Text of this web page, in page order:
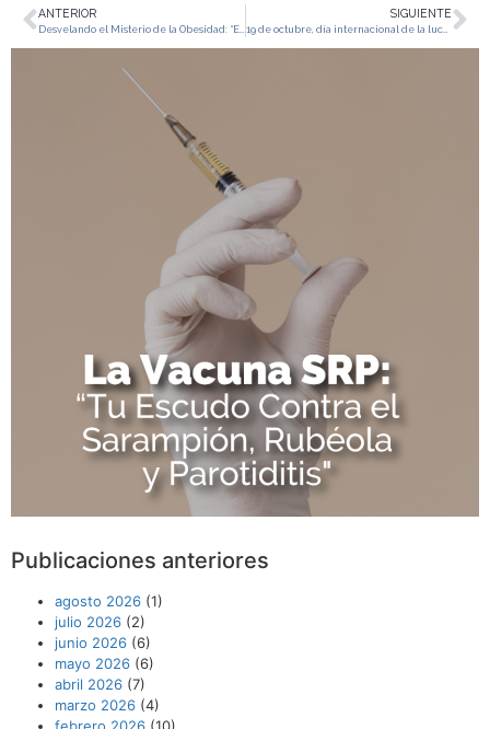
ANTERIOR SIGUIENTE
19 de octubre, día internacional de la lucha contra el Cáncer de mama
Publicaciones anteriores
agosto 2026 (1)
julio 2026 (2)
junio 2026 (6)
mayo 2026 (6)
abril 2026 (7)
marzo 2026 (4)
febrero 2026 (10)